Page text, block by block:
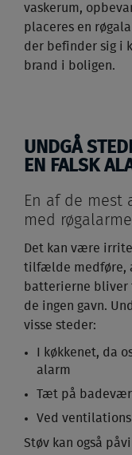
vaskerum,
placeres en
der befinder sig i
brand i boligen.
UNDGÅ
EN FALSK
En af de mest
med
Det kan være
tilfælde medføre,
batterierne bliver
de ingen gavn.
visse steder:
I køkkenet, da
alarm
Tæt på
Ved
Støv kan også